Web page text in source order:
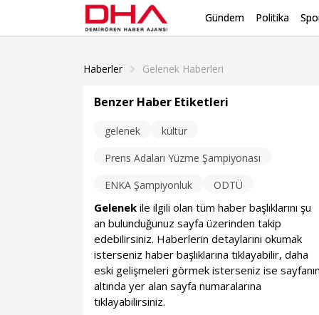
Gündem Politika
Haberler
Gelenek Haberleri
Benzer Haber Etiketleri
gelenek
kültür
Prens Adaları Yüzme Şampiyonası
ENKA Şampiyonluk
ODTÜ
Gelenek ile ilgili olan tüm haber başlıklarını şu
an bulunduğunuz sayfa üzerinden takip
edebilirsiniz. Haberlerin detaylarını okumak
isterseniz haber başlıklarına tıklayabilir, daha
eski gelişmeleri görmek isterseniz ise sayfanın
altında yer alan sayfa numaralarına
tıklayabilirsiniz.